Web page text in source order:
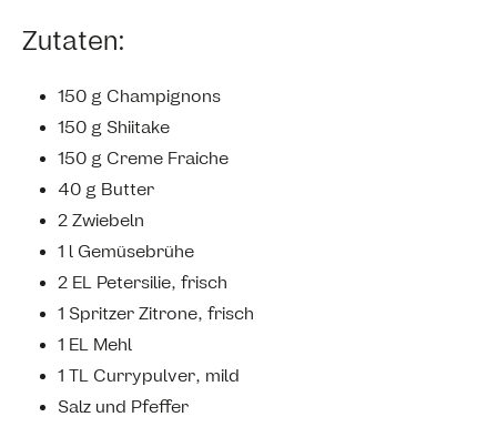
Zutaten:
150 g Champignons
150 g Shiitake
150 g Creme Fraiche
40 g Butter
2 Zwiebeln
1 l Gemüsebrühe
2 EL Petersilie, frisch
1 Spritzer Zitrone, frisch
1 EL Mehl
1 TL Currypulver, mild
Salz und Pfeffer